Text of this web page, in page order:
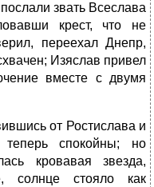
звать Всеслава
крест, что не
переехал Днепр,
Изяслав привел
вместе с двумя
от Ростислава и
теперь спокойны; но
кровавая звезда,
солнце стояло как